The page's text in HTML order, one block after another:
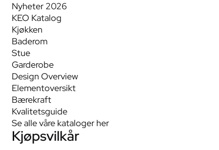
Nyheter 2026
KEO Katalog
Kjøkken
Baderom
Stue
Garderobe
Design Overview
Elementoversikt
Bærekraft
Kvalitetsguide
Se alle våre kataloger her
Kjøpsvilkår